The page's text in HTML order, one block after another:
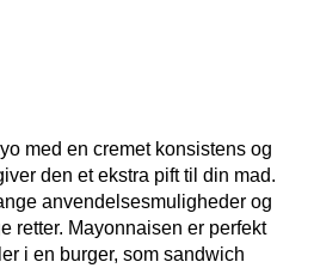
med en cremet konsistens og
den et ekstra pift til din mad.
anvendelses­muligheder og
retter. Mayonnaisen er perfekt
i en burger, som sandwich